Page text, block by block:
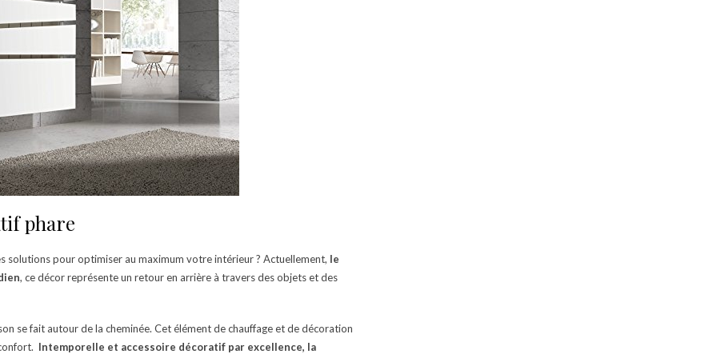
phare
solutions pour optimiser au maximum votre intérieur ? Actuellement, le
, ce décor représente un retour en arrière à travers des objets et des
se fait autour de la cheminée. Cet élément de chauffage et de décoration
Intemporelle et accessoire décoratif par excellence, la